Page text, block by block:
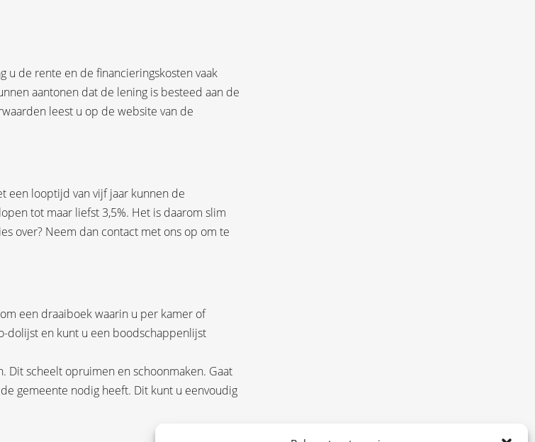
u de rente en de financieringskosten vaak
aantonen dat de lening is besteed aan de
leest u op de website van de
een looptijd van vijf jaar kunnen de
tot maar liefst 3,5%. Het is daarom slim
over? Neem dan contact met ons op om te
een draaiboek waarin u per kamer of
dolijst en kunt u een boodschappenlijst
Dit scheelt opruimen en schoonmaken. Gaat
gemeente nodig heeft. Dit kunt u eenvoudig